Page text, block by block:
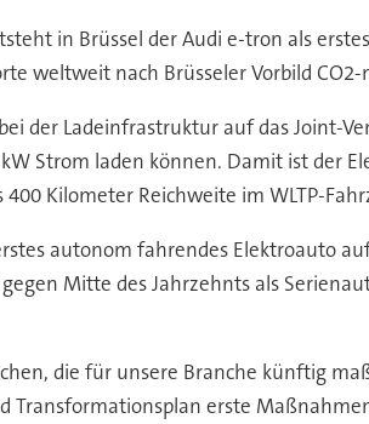
in Brüssel der Audi e-tron als
weltweit nach Brüsseler Vorbild
der Ladeinfrastruktur auf das Joint-
Strom laden können. Damit ist der
Kilometer Reichweite im WLTP-
autonom fahrendes Elektroauto
Mitte des Jahrzehnts als
die für unsere Branche künftig
Transformationsplan erste